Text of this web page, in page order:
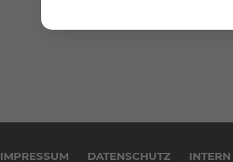
IMPRESSUM DATENSCHUTZ INTERN